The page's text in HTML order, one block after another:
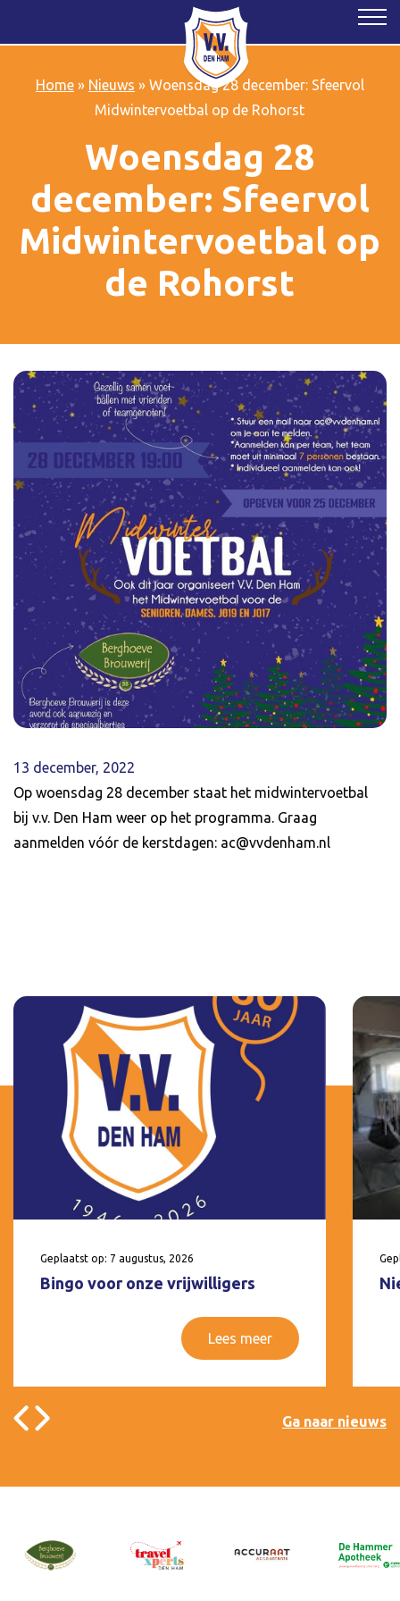
Home» Nieuws » Woensdag 28 december: Sfeervol
Midwintervoetbal op de Rohorst
Woensdag 28
december: Sfeervol
Midwintervoetbal op
de Rohorst
13 december, 2022
Op woensdag 28 december staat het midwintervoetbal
bij v.v. Den Ham weer op het programma. Graag
aanmelden vóór de kerstdagen: ac@vvdenham.nl
Geplaatst op: 7 augustus, 2026
Bingo voor onze vrijwilligers
Lees meer
Ga naar nieuws